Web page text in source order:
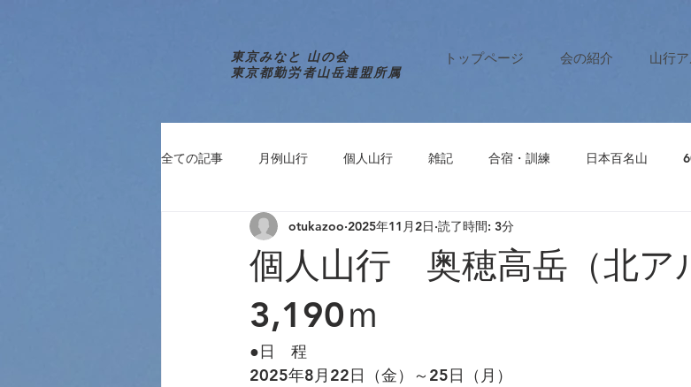
トップページ 会の紹介 山行
全ての記事 月例山行 個人山行 雑記 合宿・訓練 日本百名山
個人山行 奥穂高岳（北ア
3,190ｍ
otukazoo 2025年11月2日 読了時間: 3分
●日　程
2025年8月22日（金）～25日（月）
東京みなと 山の会
東京都勤労者山岳連盟所属